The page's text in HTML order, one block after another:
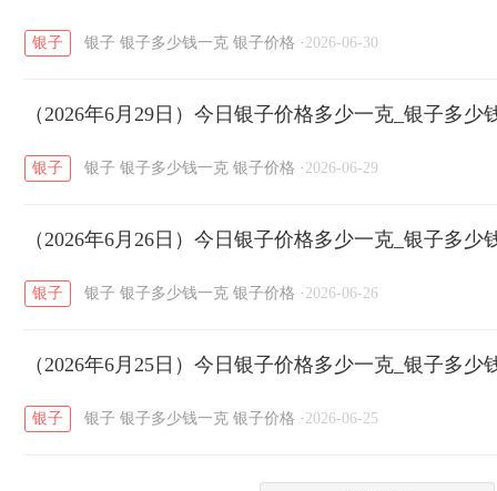
菜百 周生生 周大生
六福 / 金至尊 潮宏基 / 亚一金店 /
银子 银子 银子多少钱一克 银子价格 · 2026-06-30
（2026年6月29日）今日银子价格多少一克_银子多少
银子 银子 银子多少钱一克 银子价格 · 2026-06-29
（2026年6月26日）今日银子价格多少一克_银子多少
银子 银子 银子多少钱一克 银子价格 · 2026-06-26
（2026年6月25日）今日银子价格多少一克_银子多少
银子 银子 银子多少钱一克 银子价格 · 2026-06-25